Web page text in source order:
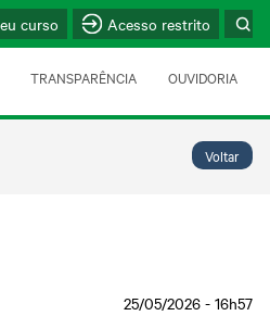
TRANSPARÊNCIA OUVIDORIA
curso Acesso restrito
Voltar
25/05/2026 - 16h57